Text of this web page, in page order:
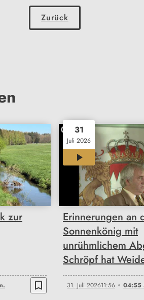
Zurück
zur
bookmark_border
31
Juli 2026
04:55
Erinnerungen an
Sonnenkönig mit
unrühmlichem
Schröpf hat
31. Juli 202611:56 04:55